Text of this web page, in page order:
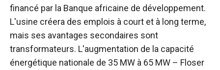
financé par la Banque africaine de développement.
L'usine créera des emplois à court et à long terme,
mais ses avantages secondaires sont
transformateurs. L'augmentation de la capacité
énergétique nationale de 35 MW à 65 MW – Floser